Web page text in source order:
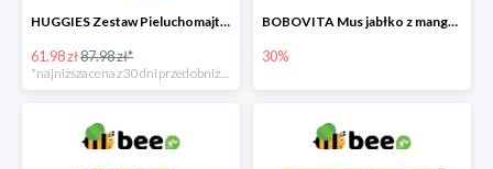
HUGGIES Zestaw Pieluchomajtki Jumbo 6 Uni ND High PANTS (15-25 kg) 2 x 30 szt. -30%
61.98 zł87.98 zł*
*najniższa cena z 30 dni przed obniżką
BOBOVITA Mus jabłko z mango i pomarańczą
30%